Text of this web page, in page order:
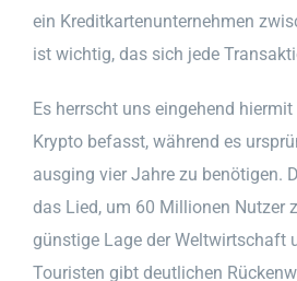
ein Kreditkartenunternehmen
ist wichtig, das sich jede
Es herrscht uns eingehend
Krypto befasst, während es
ausging vier Jahre zu benötigen.
das Lied, um 60 Millionen Nutzer
günstige Lage der Weltwirtschaft
Touristen gibt deutlichen